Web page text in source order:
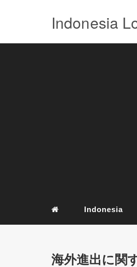
Indonesia
Indonesia
海外進出に関